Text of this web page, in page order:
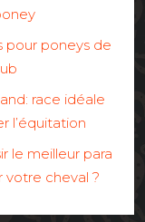
pour poneys de
race idéale
l’équitation
le meilleur para
votre cheval ?